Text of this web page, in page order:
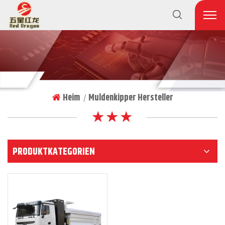
Heim | Muldenkipper Hersteller
★ ★ ★
PRODUKTKATEGORIEN